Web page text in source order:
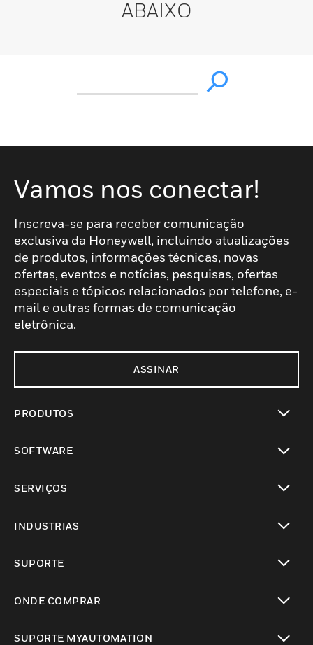
ABAIXO
Vamos nos conectar!
Inscreva-se para receber comunicação
exclusiva da Honeywell, incluindo atualizações
de produtos, informações técnicas, novas
ofertas, eventos e notícias, pesquisas, ofertas
especiais e tópicos relacionados por telefone, e-
mail e outras formas de comunicação
eletrônica.
ASSINAR
PRODUTOS
SOFTWARE
SERVIÇOS
INDUSTRIAS
SUPORTE
ONDE COMPRAR
SUPORTE MYAUTOMATION